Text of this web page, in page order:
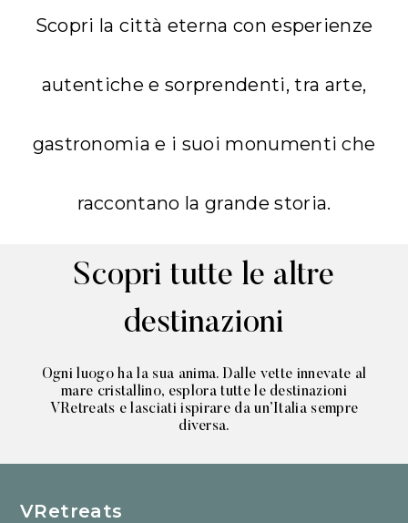
Scopri la città eterna con esperienze
autentiche e sorprendenti, tra arte,
gastronomia e i suoi monumenti che
raccontano la grande storia.
Scopri tutte le altre
destinazioni
Ogni luogo ha la sua anima. Dalle vette innevate al
mare cristallino, esplora tutte le destinazioni
VRetreats e lasciati ispirare da un’Italia sempre
diversa.
VRetreats